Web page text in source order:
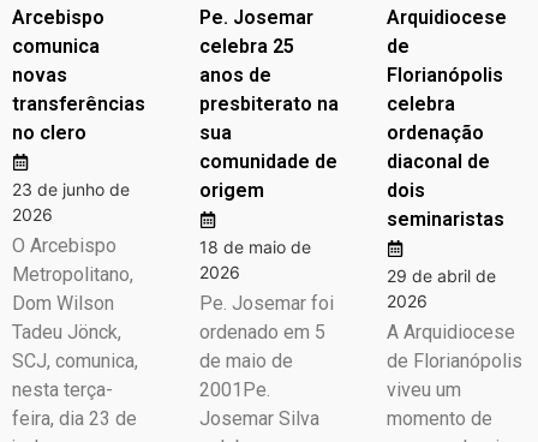
Arcebispo
comunica
novas
transferências
no clero
23 de junho de
2026
O Arcebispo
Metropolitano,
Dom Wilson
Tadeu Jönck,
SCJ, comunica,
nesta terça-
feira, dia 23 de
Pe. Josemar
celebra 25
anos de
presbiterato na
sua
comunidade de
origem
18 de maio de
2026
Pe. Josemar foi
ordenado em 5
de maio de
2001Pe.
Josemar Silva
Arquidiocese
de
Florianópolis
celebra
ordenação
diaconal de
dois
seminaristas
29 de abril de
2026
A Arquidiocese
de Florianópolis
viveu um
momento de